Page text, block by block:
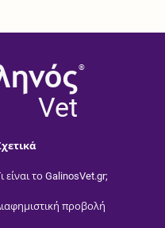
®
Vet
είναι το GalinosVet.gr;
προβολή